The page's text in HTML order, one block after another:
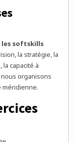
les softskills
la stratégie, la
capacité à
organisons
méridienne.